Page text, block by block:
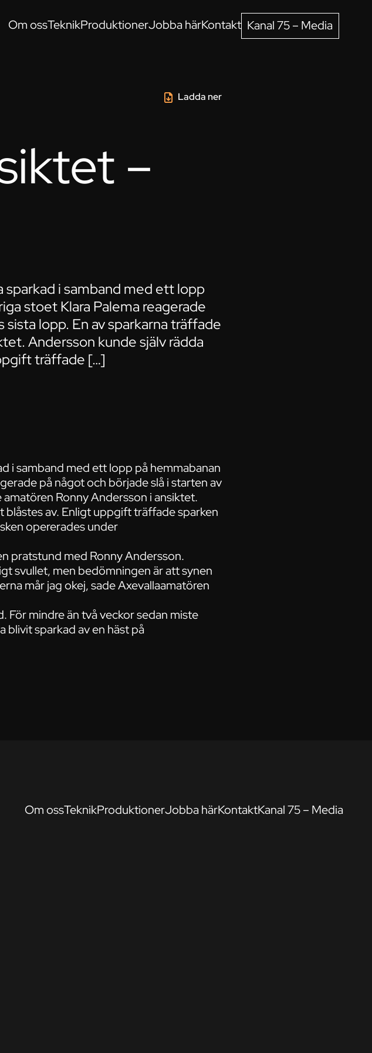
Om ossTeknikProduktionerJobba härKontakt Kanal 75 – Media
Ladda ner
–
sparkad i samband med ett lopp
stoet Klara Palema reagerade
lopp. En av sparkarna träffade
Andersson kunde själv rädda
träffade […]
i samband med ett lopp på hemmabanan
på något och började slå i starten av
Ronny Andersson i ansiktet.
blåstes av. Enligt uppgift träffade sparken
opererades under
pratstund med Ronny Andersson.
svullet, men bedömningen är att synen
mår jag okej, sade Axevallaamatören
För mindre än två veckor sedan miste
blivit sparkad av en häst på
Om ossTeknikProduktionerJobba härKontaktKanal 75 – Media